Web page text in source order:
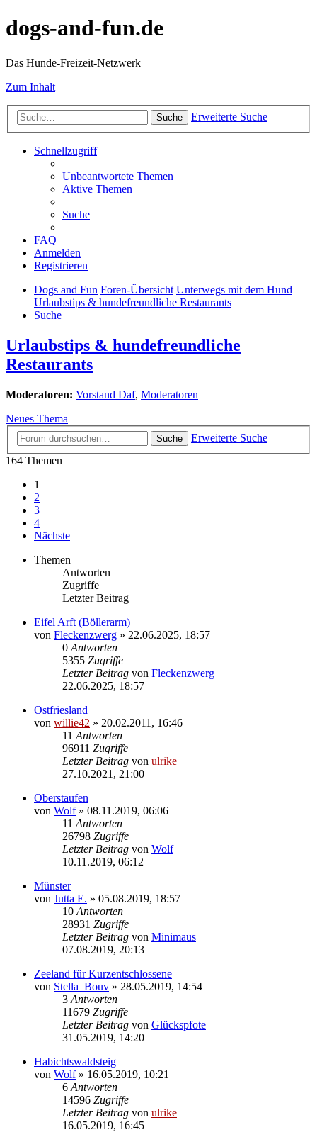
dogs-and-fun.de
Das Hunde-Freizeit-Netzwerk
Zum Inhalt
Suche Erweiterte Suche
Schnellzugriff
Unbeantwortete Themen
Aktive Themen
Suche
FAQ
Anmelden
Registrieren
Dogs and Fun Foren-Übersicht Unterwegs mit dem Hund
Urlaubstips & hundefreundliche Restaurants
Suche
Urlaubstips & hundefreundliche
Restaurants
Moderatoren: Vorstand Daf, Moderatoren
Neues Thema
Suche
Erweiterte Suche
164 Themen
1
2
3
4
Nächste
Themen
Antworten
Zugriffe
Letzter Beitrag
Eifel Arft (Böllerarm)
von Fleckenzwerg » 22.06.2025, 18:57
0 Antworten
5355 Zugriffe
Letzter Beitrag von Fleckenzwerg
22.06.2025, 18:57
Ostfriesland
von willie42 » 20.02.2011, 16:46
11 Antworten
96911 Zugriffe
Letzter Beitrag von ulrike
27.10.2021, 21:00
Oberstaufen
von Wolf» 08.11.2019, 06:06
11 Antworten
26798 Zugriffe
Letzter Beitrag von Wolf
10.11.2019, 06:12
Münster
von Jutta E. » 05.08.2019, 18:57
10 Antworten
28931 Zugriffe
Letzter Beitrag von Minimaus
07.08.2019, 20:13
Zeeland für Kurzentschlossene
von Stella_Bouv » 28.05.2019, 14:54
3 Antworten
11679 Zugriffe
Letzter Beitrag von Glückspfote
31.05.2019, 14:20
Habichtswaldsteig
von Wolf» 16.05.2019, 10:21
6 Antworten
14596 Zugriffe
Letzter Beitrag von ulrike
16.05.2019, 16:45